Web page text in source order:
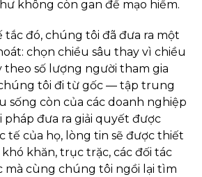
không còn gan để mạo hiểm.
tắc đó, chúng tôi đã đưa ra một
chọn chiều sâu thay vì chiều
theo số lượng người tham gia
tôi đi từ gốc — tập trung
sống còn của các doanh nghiệp
pháp đưa ra giải quyết được
tế của họ, lòng tin sẽ được thiết
khó khăn, trục trặc, các đối tác
mà cùng chúng tôi ngồi lại tìm